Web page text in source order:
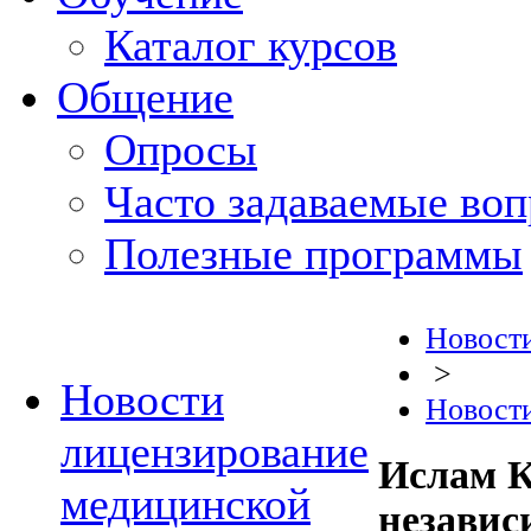
Каталог курсов
Общение
Опросы
Часто задаваемые
Полезные программы
Новости
лицензирование
медицинской
>
Ислам